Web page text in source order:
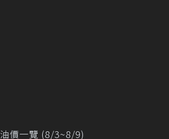
油價一覽 (8/3~8/9)